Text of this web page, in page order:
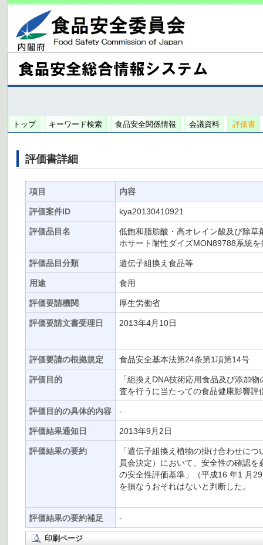
トップ キーワード検索 食品安全関係情報 会議資料 評価書
評価書詳細
項目 内容
評価案件ID kya20130410921
評価品目名
低飽和脂肪酸・高オレイン酸及び除
ホサート耐性ダイズMON89788系統
評価品目分類 遺伝子組換え食品等
用途 食用
評価要請機関 厚生労働省
評価要請文書受理日 2013年4月10日
評価要請の根拠規定 食品安全基本法第24条第1項第14号
評価目的
「組換えDNA技術応用食品及び添加
査を行うに当たっての食品健康影響評
評価目的の具体的内容 -
評価結果通知日 2013年9月2日
評価結果の要約
「遺伝子組換え植物の掛け合わせに
員会決定）において、安全性の確認
の安全性評価基準」（平成16 年1 月
を損なうおそれはないと判断した。
評価結果の要約補足 -
印刷ページ